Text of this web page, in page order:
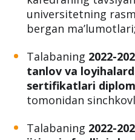
universitetning
bergan ma’lumotlari;
Talabaning 2022-
tanlov va
sertifikatlari
tomonidan
Talabaning 2022-